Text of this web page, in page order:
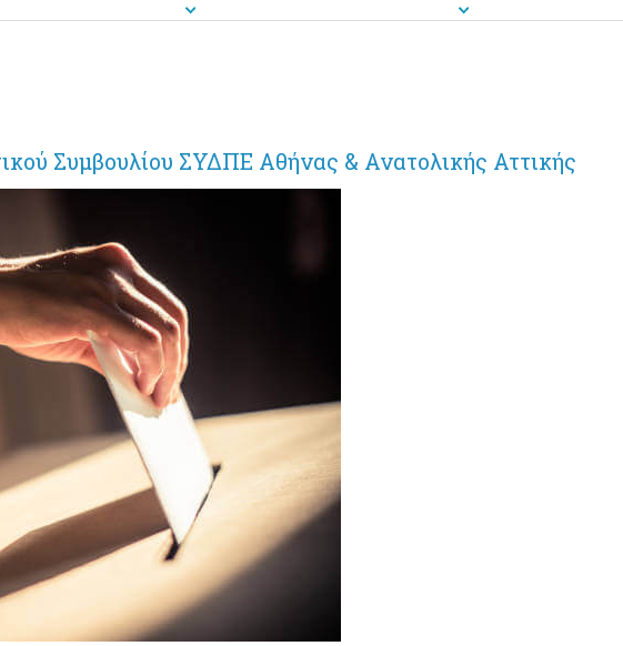
Συμβουλίου ΣΥΔΠΕ Αθήνας & Ανατολικής Αττικής